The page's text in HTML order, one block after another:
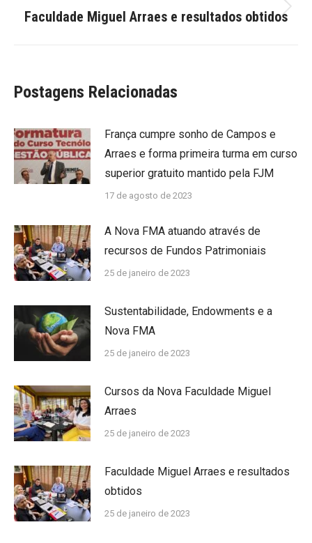
Próximo
Faculdade Miguel Arraes e resultados obtidos
Postagens Relacionadas
França cumpre sonho de Campos e
Arraes e forma primeira turma em curso
superior gratuito mantido pela FJM
17 de agosto de 2023
A Nova FMA atuando através de
recursos de Fundos Patrimoniais
25 de janeiro de 2023
Sustentabilidade, Endowments e a
Nova FMA
25 de janeiro de 2023
Cursos da Nova Faculdade Miguel
Arraes
25 de janeiro de 2023
Faculdade Miguel Arraes e resultados
obtidos
25 de janeiro de 2023